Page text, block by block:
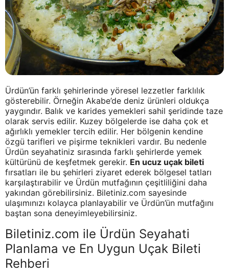
Ürdün’ün farklı şehirlerinde yöresel lezzetler farklılık
gösterebilir. Örneğin Akabe’de deniz ürünleri oldukça
yaygındır. Balık ve karides yemekleri sahil şeridinde taze
olarak servis edilir. Kuzey bölgelerde ise daha çok et
ağırlıklı yemekler tercih edilir. Her bölgenin kendine
özgü tarifleri ve pişirme teknikleri vardır. Bu nedenle
Ürdün seyahatiniz sırasında farklı şehirlerde yemek
kültürünü de keşfetmek gerekir. En ucuz uçak bileti
fırsatları ile bu şehirleri ziyaret ederek bölgesel tatları
karşılaştırabilir ve Ürdün mutfağının çeşitliliğini daha
yakından görebilirsiniz. Biletiniz.com sayesinde
ulaşımınızı kolayca planlayabilir ve Ürdün’ün mutfağını
baştan sona deneyimleyebilirsiniz.
Biletiniz.com ile Ürdün Seyahati
Planlama ve En Uygun Uçak Bileti
Rehberi